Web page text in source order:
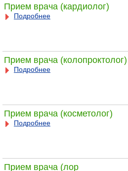
Прием врача (кардиолог)
Подробнее
Прием врача (колопроктолог)
Подробнее
Прием врача (косметолог)
Подробнее
Прием врача (лор